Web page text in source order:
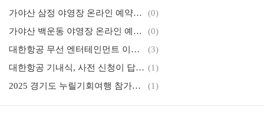
가야산 삼정 야영장 온라인 예약방법, 위치, 후기 총정리
(0)
가야산 백운동 야영장 온라인 예약방법, 가격, 후기 총정리
(0)
대한항공 무선 엔터테인먼트 이용법, 탑승 전에 꼭 알아야 할 필독 가이드!
(3)
대한항공 기내식, 사전 신청이 답이다! 온라인으로 미리 신청하는 가장 간편한 방법 (1)
2025 경기도 누릴기회여행 참가자 모집! 관광 소외계층을 위한 특별한 여행 지원 안내
(1)